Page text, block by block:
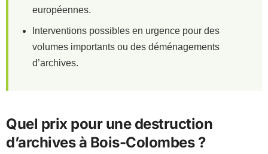
européennes.
Interventions possibles en urgence pour des
volumes importants ou des déménagements
d’archives.
Quel prix pour une destruction
d’archives à Bois-Colombes ?